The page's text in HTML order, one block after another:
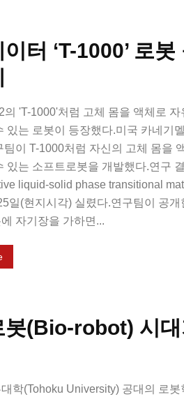
터 ‘T-1000’ 로
의 'T-1000'처럼 고체 몸을 액체로 자
있는 로봇이 등장했다.미국 카네기
팀이 T-1000처럼 자신의 고체 몸을
있는 소프트로봇을 개발했다.연구
liquid-solid phase transitional
일(현지시각) 실렸다.연구팀이 공개
자기장을 가하면...
봇(Bio-robot) 시대
학(Tohoku University) 공대의 로